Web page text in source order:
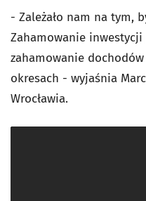
- Zależało nam na tym,
Zahamowanie inwestycji
zahamowanie dochodów
okresach - wyjaśnia
Wrocławia.